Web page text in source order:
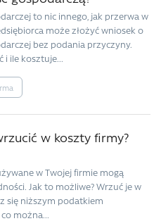
to nic innego, jak przerwa w
może złożyć wniosek o
bez podania przyczyny.
ile kosztuje...
w koszty firmy?
w Twojej firmie mogą
Jak to możliwe? Wrzuć je w
się niższym podatkiem
można...